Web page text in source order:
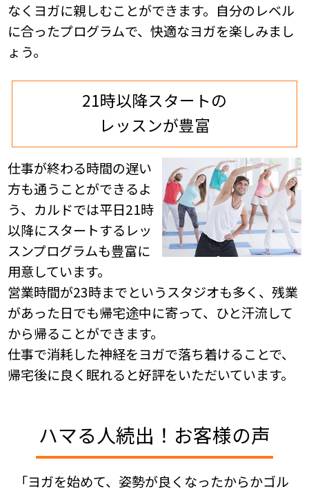
なくヨガに親しむことができます。 自分のレベル
に合ったプログラムで、快適なヨガを楽しみまし
ょう。
21時以降スタートの
レッスンが豊富
仕事が終わる時間の遅い
方も通うことができるよ
う、カルドでは平日21時
以降にスタートするレッ
スンプログラムも豊富に
用意しています。
営業時間が23時までというスタジオも多く、残業
があった日でも帰宅途中に寄って、ひと汗流して
から帰ることができます。
仕事で消耗した神経をヨガで落ち着けることで、
帰宅後に良く眠れると好評をいただいています。
ハマる人続出！お客様の声
「ヨガを始めて、姿勢が良くなったからかゴル